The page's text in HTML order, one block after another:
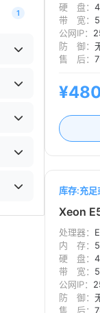
1
硬 盘：
带 宽：
公网IP：
防 御：
售 后：
库存:充足
Xeon
处理器：
内 存：
硬 盘：
带 宽：
公网IP：
防 御：
售 后：